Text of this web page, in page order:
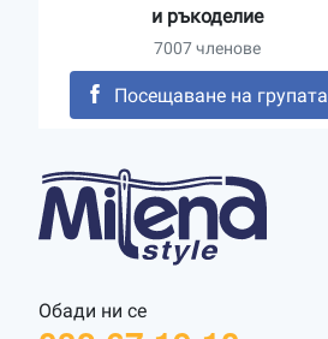
Обади ни се
и ръкоделие
7007 членове
Посещаване на групата